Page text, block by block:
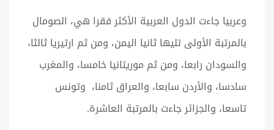
وعربيا جاءت الدول العربية الأكثر فقرا هي، الصومال
بالمرتبة الأولى تليها ثانيا اليمن، ومن ثم ارتيريا ثالثا،
والسودان رابعا، ومن ثم موريتانيا خامسا، والمغرب
سادسا، والأردن سابعا، والعراق ثامنا، وتونس
تاسعا، والجزائر جاءت بالمرتبة العاشرة.